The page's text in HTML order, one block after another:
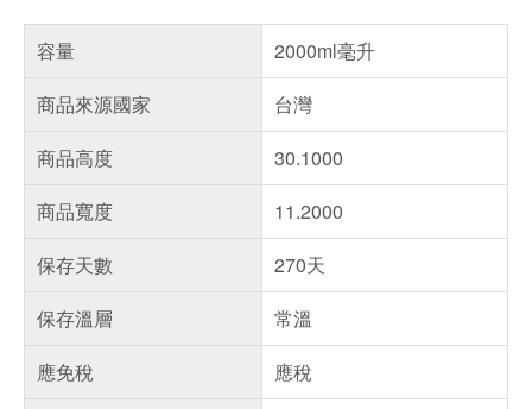
容量
2000ml毫升
商品來源國家
台灣
商品高度
30.1000
商品寬度
11.2000
保存天數
270天
保存溫層
常溫
應免稅
應稅